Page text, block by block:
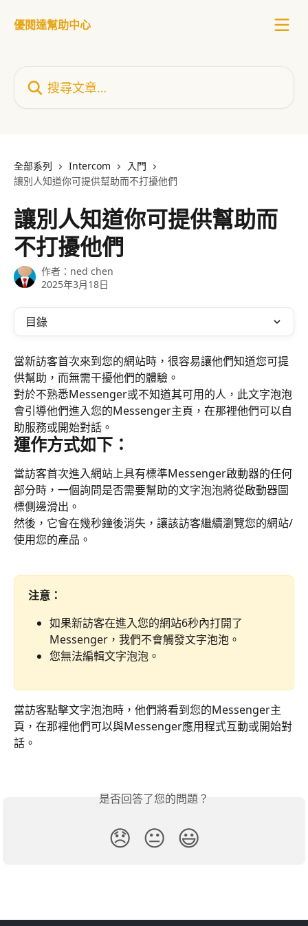
優閱達幫助中心
全部系列 Intercom
入門
讓別人知道你可提供幫助而不打擾他們
讓別人知道你可提供幫助而
不打擾他們
作者： ned chen
2025年3月18日
目錄
當新訪客首次來到您的網站時，很容易讓他們知道您可提
供幫助，而無需干擾他們的體驗。
對於不熟悉Messenger或不知道其可用的人，此文字泡泡
會引導他們進入您的Messenger主頁，在那裡他們可以自
助服務或開始對話。
運作方式如下：
當訪客首次進入網站上具有標準Messenger啟動器的任何
部分時，一個詢問是否需要幫助的文字泡泡將從啟動器圖
標側邊滑出。
然後，它會在幾秒鐘後消失，讓該訪客繼續瀏覽您的網站/
使用您的產品。
注意：
如果新訪客在進入您的網站6秒內打開了
Messenger，我們不會觸發文字泡泡。
您無法編輯文字泡泡。
當訪客點擊文字泡泡時，他們將看到您的Messenger主
頁，在那裡他們可以與Messenger應用程式互動或開始對
話。
是否回答了您的問題？
😞 😐 😃